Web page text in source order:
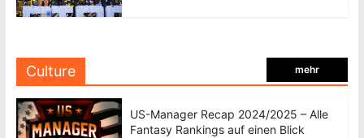
Culture mehr
US-Manager Recap 2024/2025 – Alle
Fantasy Rankings auf einen Blick